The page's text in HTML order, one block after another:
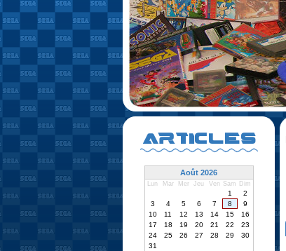
ARTICLES
Août 2026
Lun Mar Mer Jeu Ven Sam Dim
1
2
3
4 5 6 7 8
9
10
11 12 13 14 15
16
17
18 19 20 21 22
23
24
25 26 27 28 29
30
31